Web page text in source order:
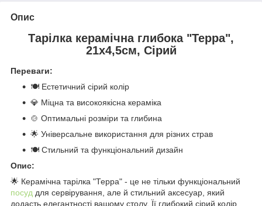
Опис
Тарілка керамічна глибока "Терра",
21x4,5см, Сірий
Переваги:
🍽️ Естетичний сірий колір
💎 Міцна та високоякісна кераміка
🍲 Оптимальні розміри та глибина
🌟 Універсальне використання для різних страв
🍽️ Стильний та функціональний дизайн
Опис:
🌟 Керамічна тарілка "Терра" - це не тільки функціональний
посуд для сервірування, але й стильний аксесуар, який
додасть елегантності вашому столу. Її глибокий сірий колір